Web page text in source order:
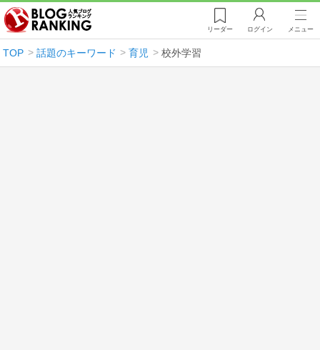
リーダー ログイン メニュー
TOP 話題のキーワード 育児 校外学習